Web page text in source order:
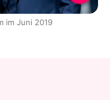
im Juni 2019